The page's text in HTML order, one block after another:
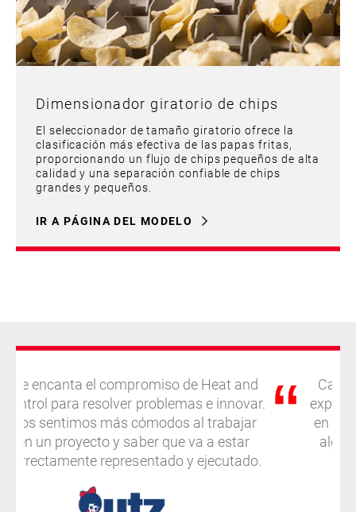
Dimensionador giratorio de chips
El seleccionador de tamaño giratorio ofrece la
clasificación más efectiva de las papas fritas,
proporcionando un flujo de chips pequeños de alta
calidad y una separación confiable de chips
grandes y pequeños.
IR A PÁGINA DEL MODELO
Me encanta el compromiso de Heat and
Control para resolver problemas e innovar.
Nos sentimos más cómodos al trabajar
en un proyecto y saber que va a estar
correctamente representado y ejecutado.
Cada
en
algo